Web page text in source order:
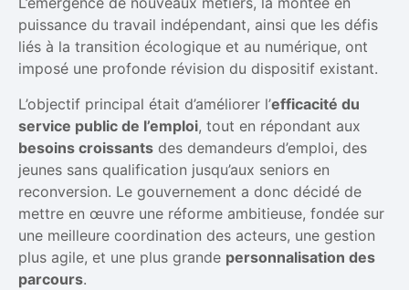
puissance du travail indépendant, ainsi que les défis
liés à la transition écologique et au numérique, ont
imposé une profonde révision du dispositif existant.
L’objectif principal était d’améliorer l’efficacité du
service public de l’emploi, tout en répondant aux
besoins croissants des demandeurs d’emploi, des
jeunes sans qualification jusqu’aux seniors en
reconversion. Le gouvernement a donc décidé de
mettre en œuvre une réforme ambitieuse, fondée sur
une meilleure coordination des acteurs, une gestion
plus agile, et une plus grande personnalisation des
parcours.